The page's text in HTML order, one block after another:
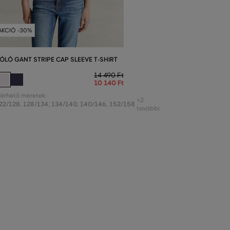
-30%
GANT STRIPE CAP SLEEVE T-SHIRT
14 490 Ft
10 140 Ft
méretek:
128, 128/134, 134/140, 140/146, 152/158 +2
további